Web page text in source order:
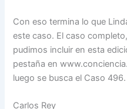
Con eso termina lo que
este caso. El caso
pudimos incluir en esta
pestaña en
luego se busca el Caso 496.
Carlos Rey